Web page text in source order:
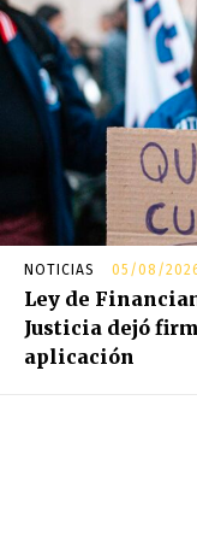
NOTICIAS 05/08/
Ley de
Justicia dejó
aplicación